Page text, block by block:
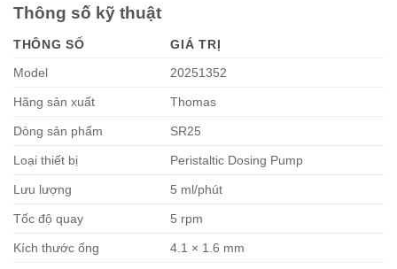
Thông số kỹ thuật
THÔNG SỐ
GIÁ TRỊ
Model
20251352
Hãng sản xuất Thomas
Dòng sản phẩm SR25
Loại thiết bị Peristaltic Dosing Pump
Lưu lượng 5 ml/phút
Tốc độ quay 5 rpm
Kích thước ống 4.1 × 1.6 mm